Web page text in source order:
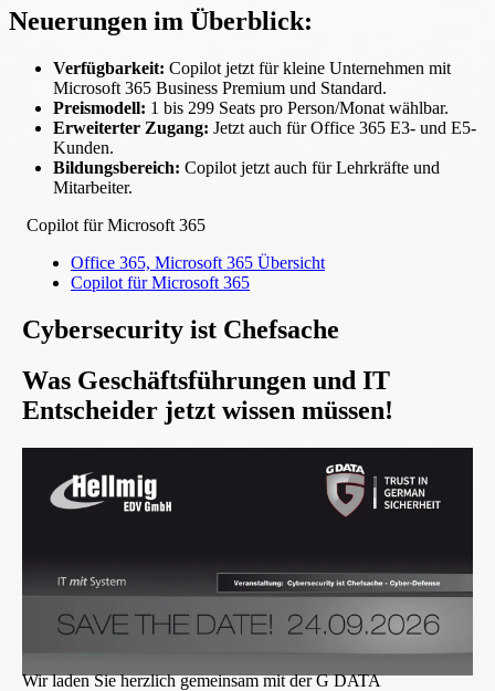
Neuerungen im Überblick:
Verfügbarkeit: Copilot jetzt für kleine Unternehmen mit
Microsoft 365 Business Premium und Standard.
Preismodell: 1 bis 299 Seats pro Person/Monat wählbar.
Erweiterter Zugang: Jetzt auch für Office 365 E3- und E5-
Kunden.
Bildungsbereich: Copilot jetzt auch für Lehrkräfte und
Mitarbeiter.
Copilot für Microsoft 365
Office 365, Microsoft 365 Übersicht
Copilot für Microsoft 365
Cybersecurity ist Chefsache
Was Geschäftsführungen und IT
Entscheider jetzt wissen müssen!
Wir laden Sie herzlich gemeinsam mit der G DATA